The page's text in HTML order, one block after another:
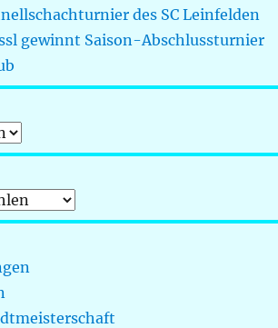
des SC Leinfelden
gewinnt Saison-Abschlussturnier